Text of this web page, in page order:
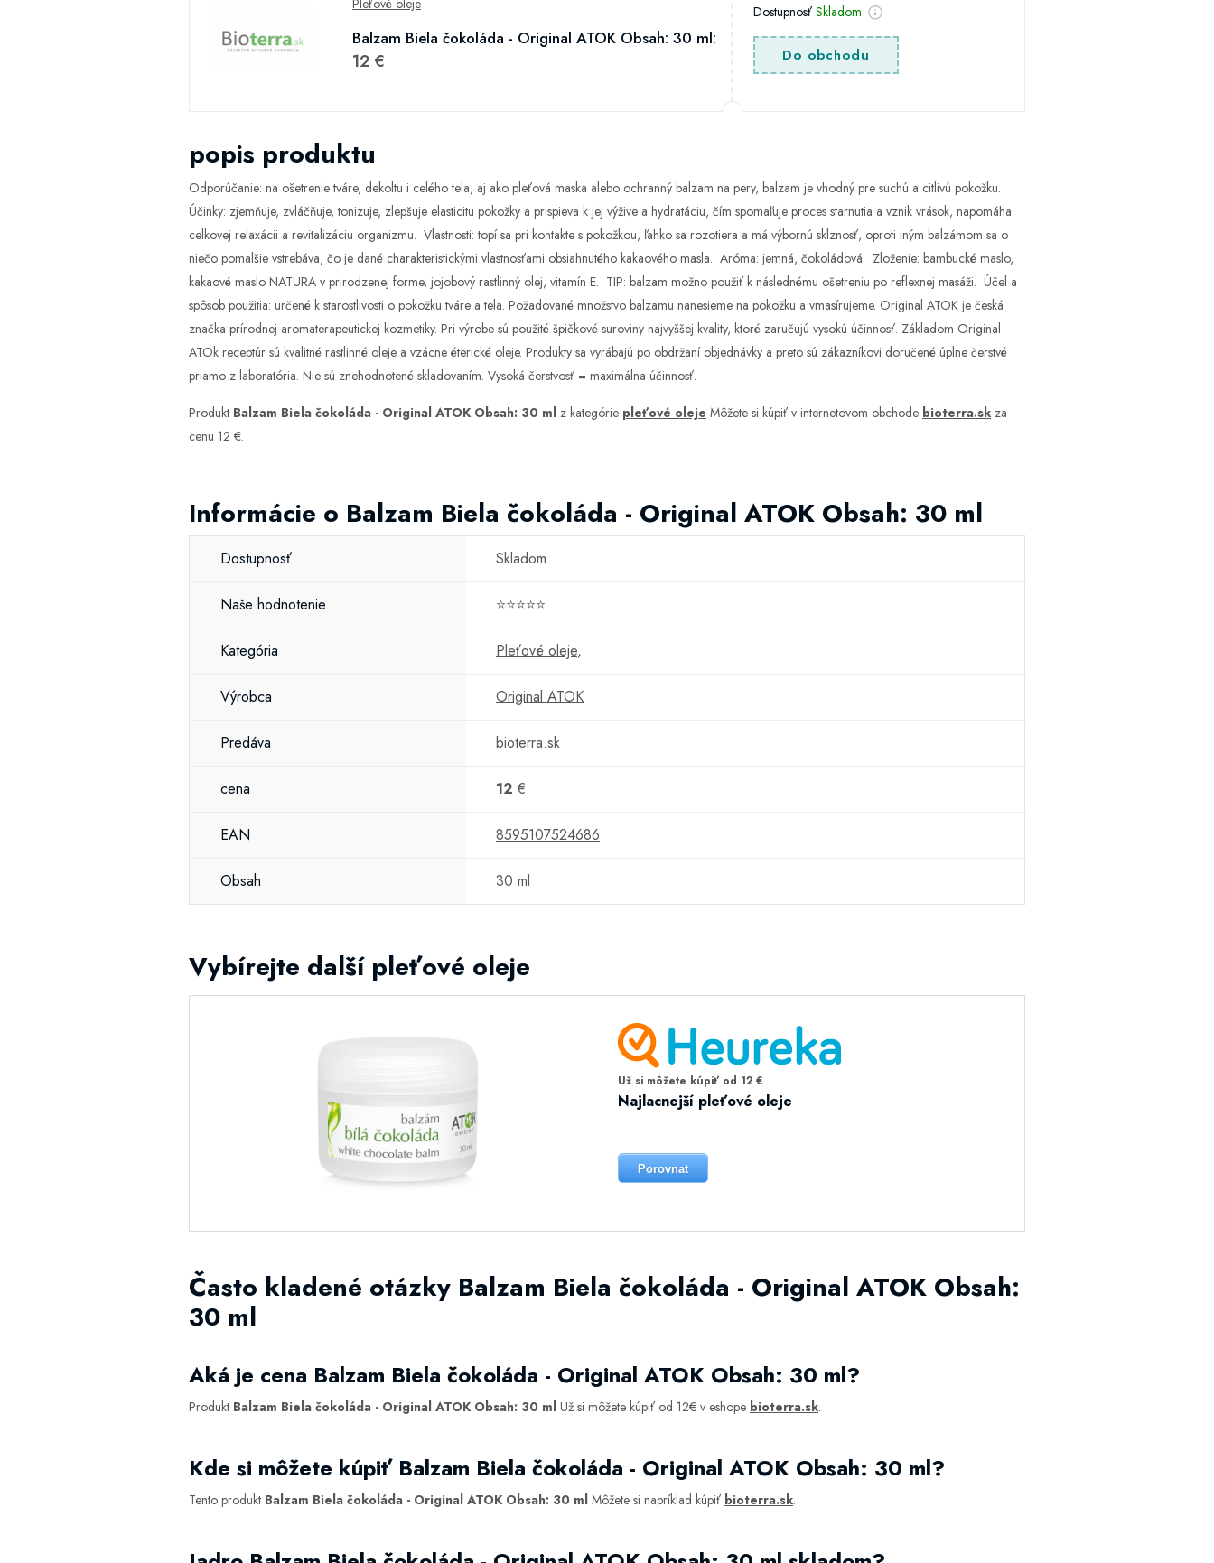
Balzam Biela čokoláda - Original ATOK Obsah: 30 ml:
12 €
DostupnosťSkladom
Do obchodu
popis produktu
Odporúčanie: na ošetrenie tváre, dekoltu i celého tela, aj ako pleťová maska ​​alebo ochranný balzam na pery, balzam je vhodný pre suchú a citlivú pokožku.
Účinky: zjemňuje, zvláčňuje, tonizuje, zlepšuje elasticitu pokožky a prispieva k jej výžive a hydratáciu, čím spomaľuje proces starnutia a vznik vrások, napomáha
celkovej relaxácii a revitalizáciu organizmu. Vlastnosti: topí sa pri kontakte s pokožkou, ľahko sa rozotiera a má výbornú sklznosť, oproti iným balzámom sa o
niečo pomalšie vstrebáva, čo je dané charakteristickými vlastnosťami obsiahnutého kakaového masla. Aróma: jemná, čokoládová. Zloženie: bambucké maslo,
kakaové maslo NATURA v prirodzenej forme, jojobový rastlinný olej, vitamín E. TIP: balzam možno použiť k následnému ošetreniu po reflexnej masáži. Účel a
spôsob použitia: určené k starostlivosti o pokožku tváre a tela. Požadované množstvo balzamu nanesieme na pokožku a vmasírujeme. Original ATOK je česká
značka prírodnej aromaterapeutickej kozmetiky. Pri výrobe sú použité špičkové suroviny najvyššej kvality, ktoré zaručujú vysokú účinnosť. Základom Original
ATOk receptúr sú kvalitné rastlinné oleje a vzácne éterické oleje. Produkty sa vyrábajú po obdržaní objednávky a preto sú zákazníkovi doručené úplne čerstvé
priamo z laboratória. Nie sú znehodnotené skladovaním. Vysoká čerstvosť = maximálna účinnosť.
Produkt Balzam Biela čokoláda - Original ATOK Obsah: 30 ml z kategórie pleťové oleje Môžete si kúpiť v internetovom obchode bioterra.sk za
cenu 12 €.
Informácie o Balzam Biela čokoláda - Original ATOK Obsah: 30 ml
Dostupnosť Skladom
Naše hodnotenie ⭐⭐⭐⭐⭐
Kategória Pleťové oleje,
Výrobca Original ATOK
Predáva bioterra.sk
cena 12 €
EAN 8595107524686
Obsah 30 ml
Vybírejte další pleťové oleje
Už si môžete kúpiť od 12 €
Najlacnejší pleťové oleje
Porovnat
Často kladené otázky Balzam Biela čokoláda - Original ATOK Obsah:
30 ml
Aká je cena Balzam Biela čokoláda - Original ATOK Obsah: 30 ml?
Produkt Balzam Biela čokoláda - Original ATOK Obsah: 30 ml Už si môžete kúpiť od 12€ v eshope bioterra.sk.
Kde si môžete kúpiť Balzam Biela čokoláda - Original ATOK Obsah: 30 ml?
Tento produkt Balzam Biela čokoláda - Original ATOK Obsah: 30 ml Môžete si napríklad kúpiť bioterra.sk.